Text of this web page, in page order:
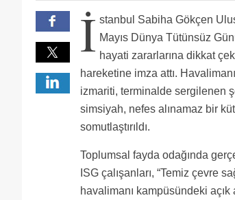
İ stanbul Sabiha Gökçen
Mayıs Dünya Tütünsüz
hayati zararlarına dikkat
hareketine imza attı.
izmariti, terminalde sergilenen
simsiyah, nefes alınamaz bir
somutlaştırıldı.
Toplumsal fayda odağında
ISG çalışanları, “Temiz çevre
havalimanı kampüsündeki